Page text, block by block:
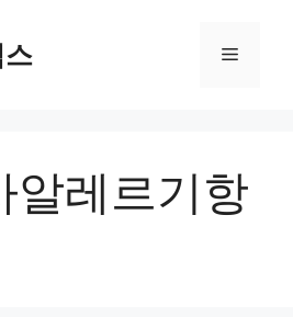
메
알레르기항